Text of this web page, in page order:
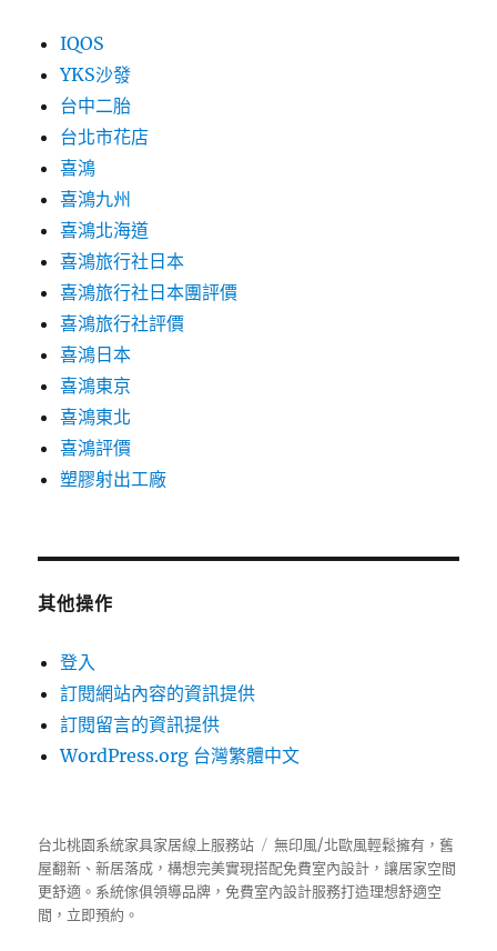
IQOS
YKS沙發
台中二胎
台北市花店
喜鴻
喜鴻九州
喜鴻北海道
喜鴻旅行社日本
喜鴻旅行社日本團評價
喜鴻旅行社評價
喜鴻日本
喜鴻東京
喜鴻東北
喜鴻評價
塑膠射出工廠
其他操作
登入
訂閱網站內容的資訊提供
訂閱留言的資訊提供
WordPress.org 台灣繁體中文
台北桃園系統家具家居線上服務站
無印風/北歐風輕鬆擁有，舊
屋翻新、新居落成，構想完美實現搭配免費室內設計，讓居家空間
更舒適。 系統傢俱領導品牌，免費室內設計服務打造理想舒適空
間，立即預約。